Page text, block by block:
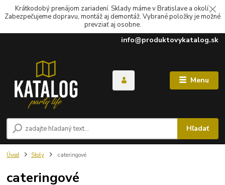
Krátkodobý prenájom zariadení. Sklady máme v Bratislave a okolí.
Zabezpečujeme dopravu, montáž aj demontáž. Vybrané položky je možné
prevziať aj osobne.
Menu
Hľadať
info@produktovykatalog.sk
Úvod Stoly cateringové
cateringové